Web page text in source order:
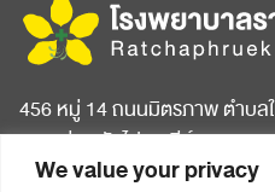
We value your privacy
456 หมู่ 14 ถนนมิตรภาพ ตำบลใ
ขอนแก่น รหัสไปรษณีย์ 40000